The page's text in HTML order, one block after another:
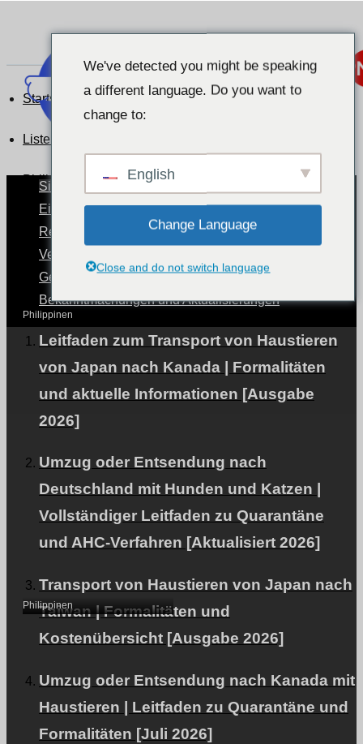
Situation der Haustiere nach Ländern
Eine Welt mit Haustieren
Reisen mit Haustieren
Verfahren für den Transport von Haustieren.
Gesundheit und Pflege von Haustieren
Bekanntmachungen und Aktualisierungen
Leitfaden zum Transport von Haustieren
von Japan nach Kanada | Formalitäten
und aktuelle Informationen [Ausgabe
2026]
Umzug oder Entsendung nach
Deutschland mit Hunden und Katzen |
Vollständiger Leitfaden zu Quarantäne
und AHC-Verfahren [Aktualisiert 2026]
Transport von Haustieren von Japan nach
Taiwan | Formalitäten und
Kostenübersicht [Ausgabe 2026]
Umzug oder Entsendung nach Kanada mit
Haustieren | Leitfaden zu Quarantäne und
Formalitäten [Juli 2026]
Startseite
Liste der Kundenreferenzen
Philippinen
Philippinen
Philippinen
Von Japan auf die
Hund (Französische
Bulldogge)｜Fallstudie
Philippinen
We've detected you might be speaking
a different language. Do you want to
change to:
English
Change Language
Close and do not switch language